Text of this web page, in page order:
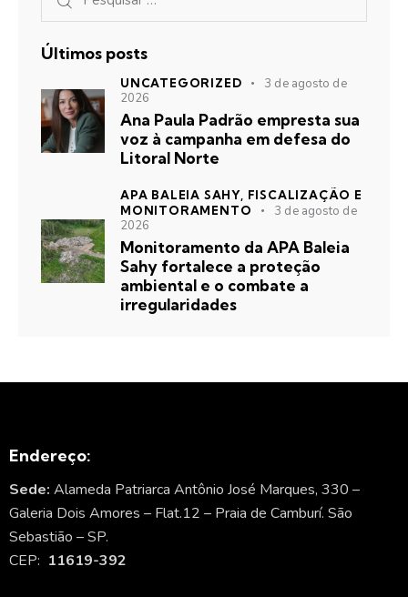
Últimos posts
UNCATEGORIZED
3 de agosto de
2026
Ana Paula Padrão empresta sua
voz à campanha em defesa do
Litoral Norte
APA BALEIA SAHY, FISCALIZAÇÃO E
MONITORAMENTO
3 de agosto de
2026
Monitoramento da APA Baleia
Sahy fortalece a proteção
ambiental e o combate a
irregularidades
Endereço:
Sede: Alameda Patriarca Antônio José Marques, 330 –
Galeria Dois Amores – Flat.12 – Praia de Camburí. São
Sebastião – SP.
CEP: 11619-392